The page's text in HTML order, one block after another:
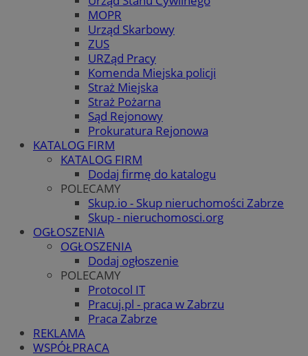
MOPR
Urząd Skarbowy
ZUS
URZąd Pracy
Komenda Miejska policji
Straż Miejska
Straż Pożarna
Sąd Rejonowy
Prokuratura Rejonowa
KATALOG FIRM
KATALOG FIRM
Dodaj firmę do katalogu
POLECAMY
Skup.io - Skup nieruchomości Zabrze
Skup - nieruchomosci.org
OGŁOSZENIA
OGŁOSZENIA
Dodaj ogłoszenie
POLECAMY
Protocol IT
Pracuj.pl - praca w Zabrzu
Praca Zabrze
REKLAMA
WSPÓŁPRACA